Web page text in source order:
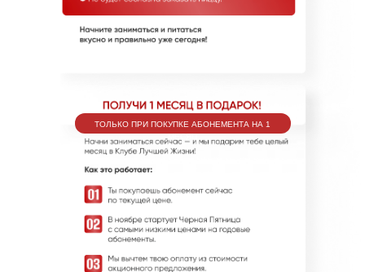
ТОЛЬКО ПРИ ПОКУПКЕ АБОНЕМЕНТА НА 1
МЕСЯЦ